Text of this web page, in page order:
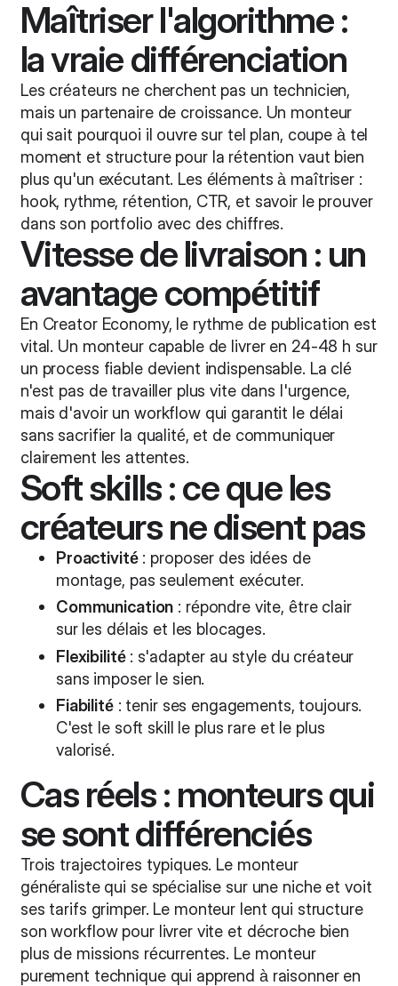
Maîtriser l'algorithme :
la vraie différenciation
Les créateurs ne cherchent pas un technicien,
mais un partenaire de croissance. Un monteur
qui sait pourquoi il ouvre sur tel plan, coupe à tel
moment et structure pour la rétention vaut bien
plus qu'un exécutant. Les éléments à maîtriser :
hook, rythme, rétention, CTR, et savoir le prouver
dans son portfolio avec des chiffres.
Vitesse de livraison : un
avantage compétitif
En Creator Economy, le rythme de publication est
vital. Un monteur capable de livrer en 24-48 h sur
un process fiable devient indispensable. La clé
n'est pas de travailler plus vite dans l'urgence,
mais d'avoir un workflow qui garantit le délai
sans sacrifier la qualité, et de communiquer
clairement les attentes.
Soft skills : ce que les
créateurs ne disent pas
Proactivité: proposer des idées de
montage, pas seulement exécuter.
Communication : répondre vite, être clair
sur les délais et les blocages.
Flexibilité: s'adapter au style du créateur
sans imposer le sien.
Fiabilité: tenir ses engagements, toujours.
C'est le soft skill le plus rare et le plus
valorisé.
Cas réels : monteurs qui
se sont différenciés
Trois trajectoires typiques. Le monteur
généraliste qui se spécialise sur une niche et voit
ses tarifs grimper. Le monteur lent qui structure
son workflow pour livrer vite et décroche bien
plus de missions récurrentes. Le monteur
purement technique qui apprend à raisonner en